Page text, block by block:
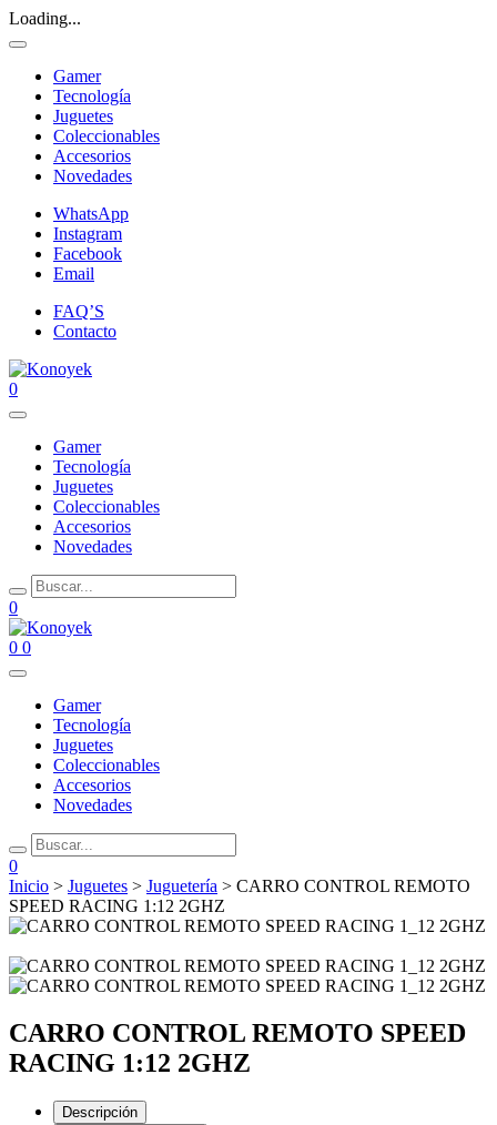
Loading...
Gamer
Tecnología
Juguetes
Coleccionables
Accesorios
Novedades
WhatsApp
Instagram
Facebook
Email
FAQ’S
Contacto
0
Gamer
Tecnología
Juguetes
Coleccionables
Accesorios
Novedades
0
0 0
Gamer
Tecnología
Juguetes
Coleccionables
Accesorios
Novedades
0
Inicio > Juguetes > Juguetería > CARRO CONTROL REMOTO
SPEED RACING 1:12 2GHZ
CARRO CONTROL REMOTO SPEED
RACING 1:12 2GHZ
Descripción